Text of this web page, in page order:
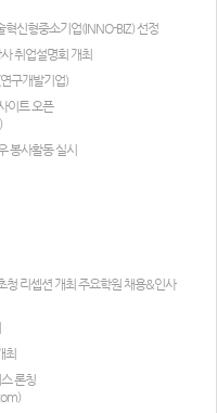
신형중소기업(INNO-BIZ) 선정
취업설명회 개최
구개발기업)
이트 오픈
)
봉사활동 실시
청 리셉션 개최 주요학원 채용&인사
최
론칭
)